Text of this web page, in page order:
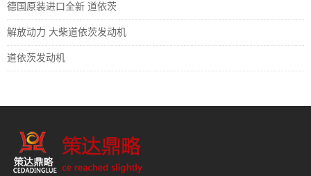
德国原装进口全新 道依茨
解放动力 大柴道依茨发动机
道依茨发动机